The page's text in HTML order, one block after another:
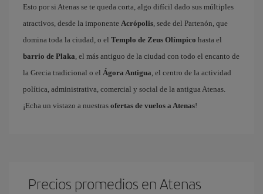
Esto por si Atenas se te queda corta, algo difícil dado sus múltiples
atractivos, desde la imponente Acrópolis , sede del Partenón, que
domina toda la ciudad, o el Templo de Zeus Olímpico hasta el
barrio de Plaka , el más antiguo de la ciudad con todo el encanto de
la Grecia tradicional o el Ágora Antigua , el centro de la actividad
política, administrativa, comercial y social de la antigua Atenas.
¡Echa un vistazo a nuestras ofertas de vuelos a Atenas!
Precios promedios en Atenas